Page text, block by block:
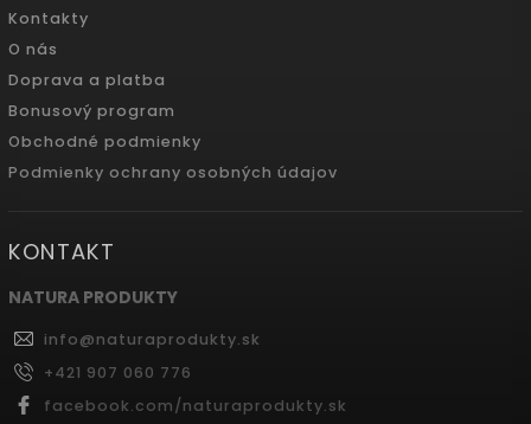
Kontakty
O nás
Doprava a platba
Bonusový program
Obchodné podmienky
Podmienky ochrany osobných údajov
KONTAKT
NATURA PRODUKTY
info@naturaprodukty.sk
+421 907 060 776
facebook.com/naturaprodukty.sk